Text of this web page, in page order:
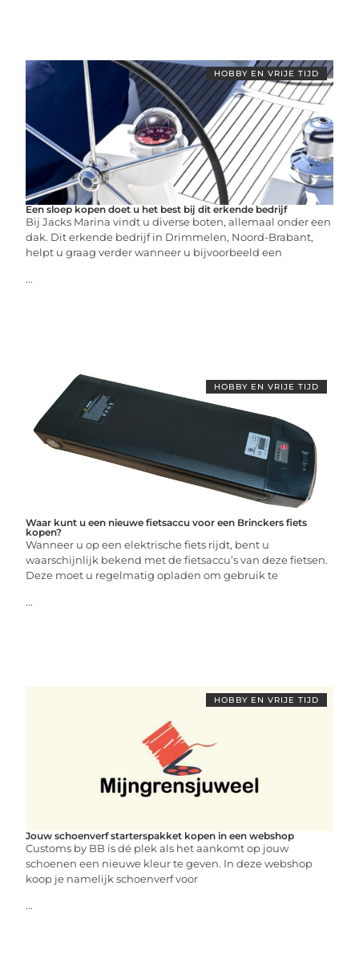
HOBBY EN VRIJE TIJD
Een sloep kopen doet u het best bij dit erkende bedrijf
Bij Jacks Marina vindt u diverse boten, allemaal onder een
dak. Dit erkende bedrijf in Drimmelen, Noord-Brabant,
helpt u graag verder wanneer u bijvoorbeeld een
...
HOBBY EN VRIJE TIJD
Waar kunt u een nieuwe fietsaccu voor een Brinckers fiets
kopen?
Wanneer u op een elektrische fiets rijdt, bent u
waarschijnlijk bekend met de fietsaccu’s van deze fietsen.
Deze moet u regelmatig opladen om gebruik te
...
HOBBY EN VRIJE TIJD
Jouw schoenverf starterspakket kopen in een webshop
Customs by BB is dé plek als het aankomt op jouw
schoenen een nieuwe kleur te geven. In deze webshop
koop je namelijk schoenverf voor
...